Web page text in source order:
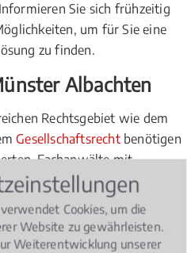
Sie sich frühzeitig
um für Sie eine
zu finden.
Albachten
Rechtsgebiet wie dem
Gesellschaftsrechtbenötigen
Fachanwälte mit
bieten diese
Sie sich immer für einen
Münster Albachten. So
ob in die Kanzlei, zum
Cookies, um die
Website zu gewährleisten.
Weiterentwicklung unserer